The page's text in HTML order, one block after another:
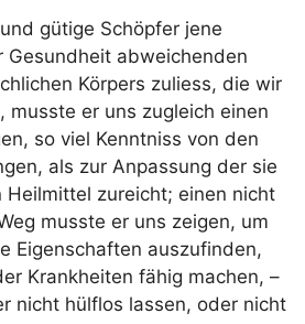
güti­ge Schöp­fer jene
Gesund­heit abwei­chen­den
Kör­pers zuliess, die wir
muss­te er uns zugleich einen
so viel Kennt­niss von den
als zur Anpas­sung der sie
Heil­mit­tel zureicht; einen nicht
muss­te er uns zei­gen, um
Eigen­schaf­ten aus­zu­fin­den,
Krank­hei­ten fähig machen, –
nicht hül­f­los las­sen, oder nicht